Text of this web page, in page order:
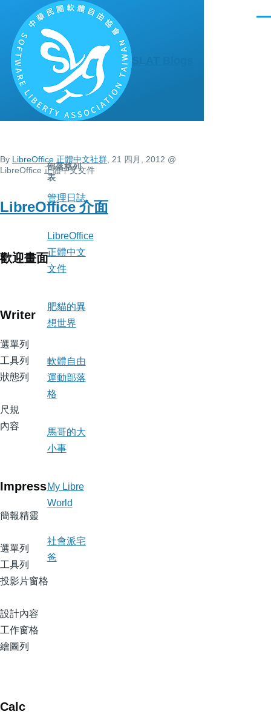
移至主內容
By LibreOffice 正體中文社群 , 21 四月, 2012 @
LibreOffice 正體中文文件
LibreOffice 介面
歡迎畫面
Writer
選單列
工具列
狀態列
尺規
內容
Impress
簡報精靈
選單列
工具列
投影片窗格
設計內容
工作窗格
繪圖列
Calc
部落格列
表
管理日誌
LibreOffice
正體中文
文件
肥貓的異
想世界
軟體自由
運動部落
格
馬哥的大
小事
My Libre
World
社會派宅
爸